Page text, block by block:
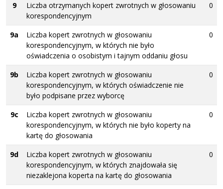
9
Liczba otrzymanych kopert zwrotnych w głosowaniu
korespondencyjnym
0
9a
Liczba kopert zwrotnych w głosowaniu
korespondencyjnym, w których nie było
oświadczenia o osobistym i tajnym oddaniu głosu
0
9b
Liczba kopert zwrotnych w głosowaniu
korespondencyjnym, w których oświadczenie nie
było podpisane przez wyborcę
0
9c
Liczba kopert zwrotnych w głosowaniu
korespondencyjnym, w których nie było koperty na
kartę do głosowania
0
9d
Liczba kopert zwrotnych w głosowaniu
korespondencyjnym, w których znajdowała się
niezaklejona koperta na kartę do głosowania
0